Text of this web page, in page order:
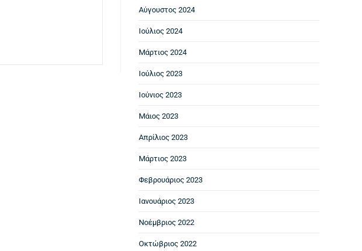
Αύγουστος 2024
Ιούλιος 2024
Μάρτιος 2024
Ιούλιος 2023
Ιούνιος 2023
Μάιος 2023
Απρίλιος 2023
Μάρτιος 2023
Φεβρουάριος 2023
Ιανουάριος 2023
Νοέμβριος 2022
Οκτώβριος 2022